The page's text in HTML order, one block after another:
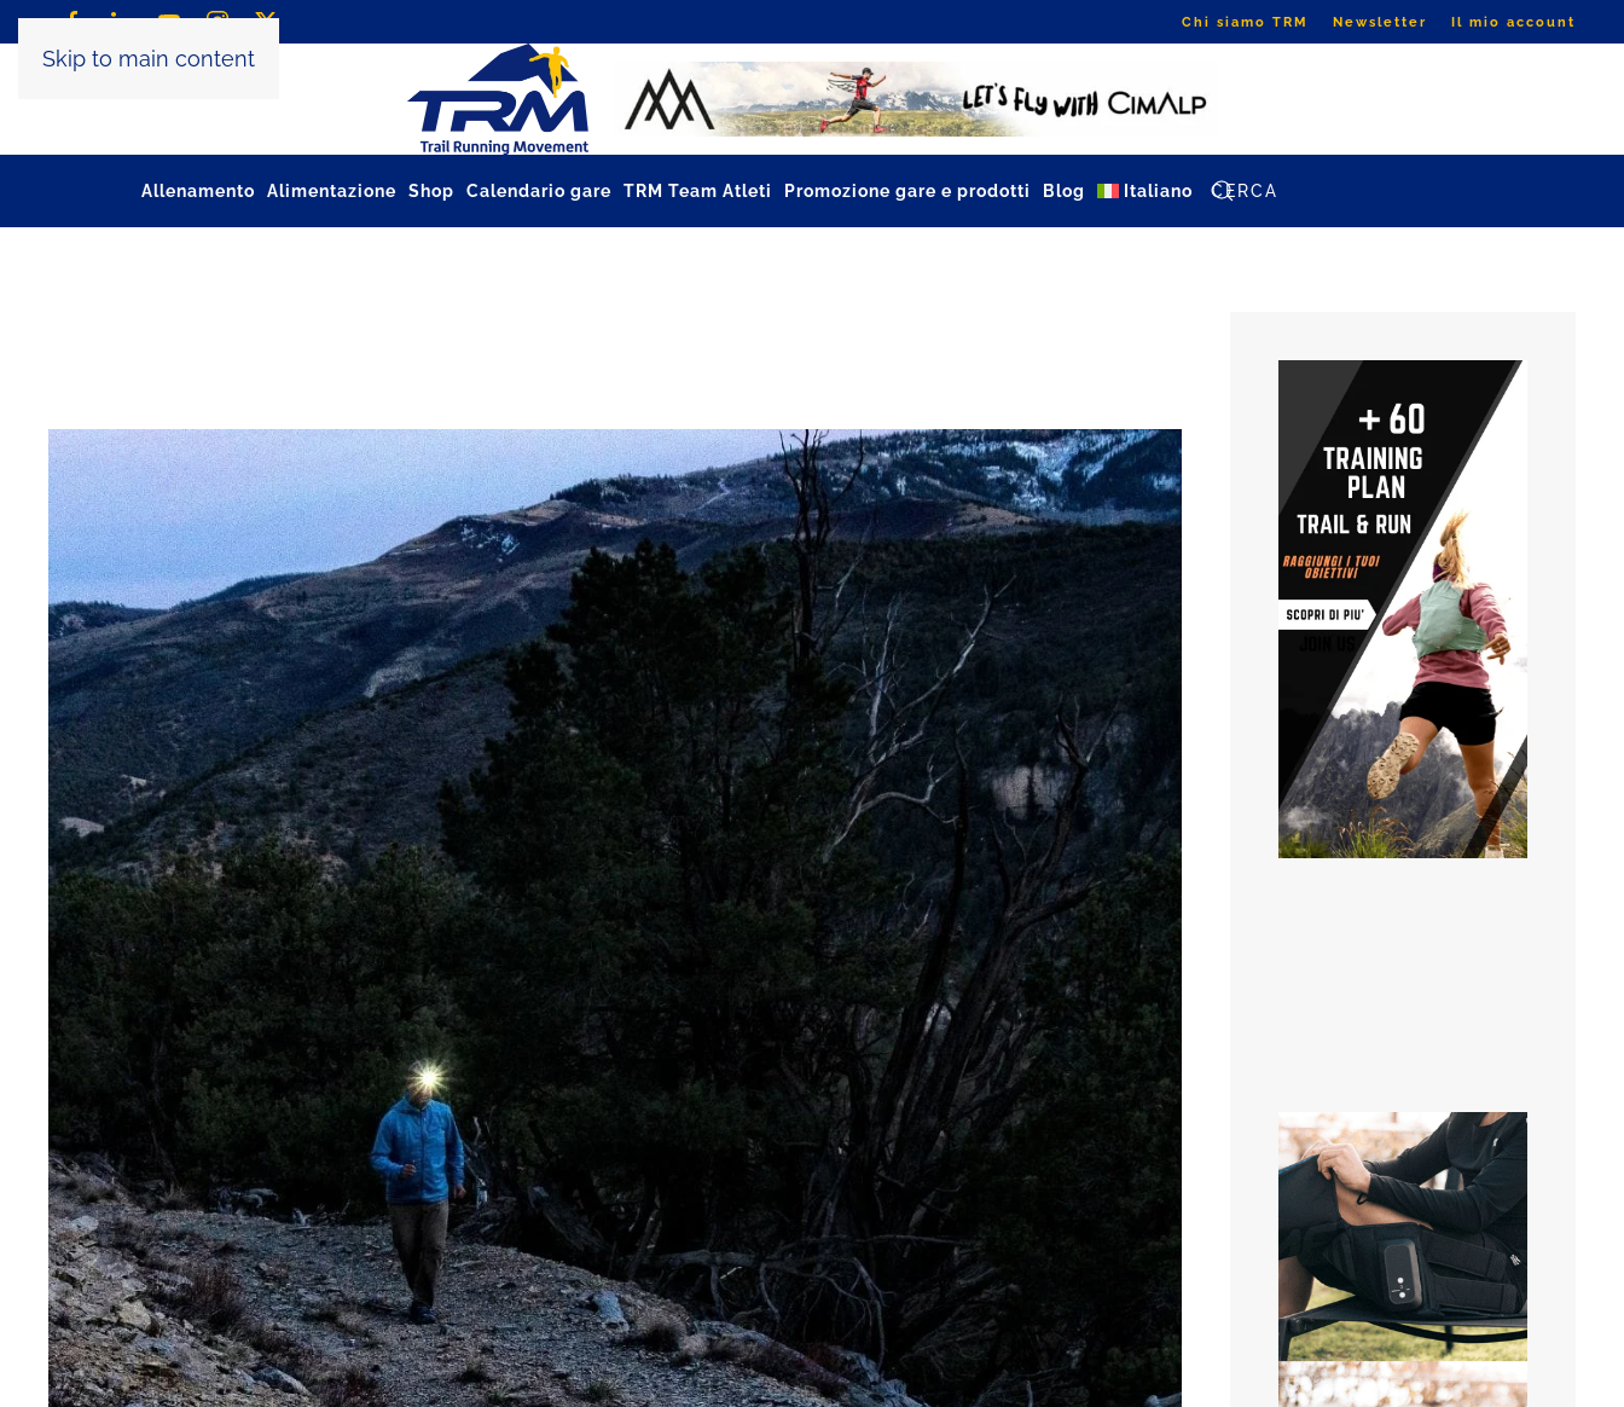
Skip to main content
Chi siamo TRM Newsletter Il mio account
Allenamento Alimentazione Shop Calendario gare TRM Team Atleti Promozione gare e prodotti Blog Italiano